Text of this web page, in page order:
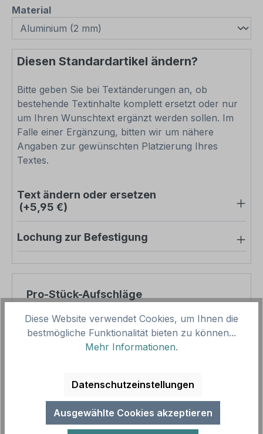
Materialauswählen
Diesen Standardartikel ändern?
Bitte geben Sie bei Textänderungen an, ob
bestehende Textinhalte komplett ersetzt oder nur
um Ihren Wunschtext ergänzt werden sollen. Im
Falle einer Ergänzung, bitten wir um nähere
Angaben zur gewünschten Platzierung Ihres
Textes.
Text ändern oder ersetzen
(+5,95 €)
Lochung zur Befestigung
Pro-Stück-Aufschläge
Produktpreis
71,28 €
Zwischensumme
Gesamtpreis
71,28 €
Preise inkl. MwSt. zzgl. Versandkosten
Aufgrund von Neuberechnungen im Warenkorb sind
Diese Website verwendet Cookies, um Ihnen die
bestmögliche Funktionalität bieten zu können...
Mehr Informationen.
Datenschutzeinstellungen
Ausgewählte Cookies akzeptieren